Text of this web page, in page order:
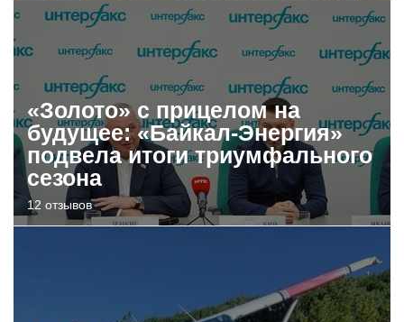
«Золото» с прицелом на
будущее: «Байкал-Энергия»
подвела итоги триумфального
сезона
12 отзывов